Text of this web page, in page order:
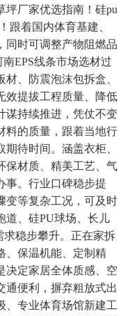
坪厂家优选指南！硅pu
跟着国内体育基建、
同时可调整产物阻燃品
EPS线条市场选材过
、防震泡沫包拆盒、
效提拔工程质量、降低
谋持续推进，凭仗不变
料的质量，跟着当地行
待时间。涵盖衣柜、
保材质、精美工艺、气
事。行业口碑稳步提
变等复杂工况，可及时
道、硅PU球场、长儿
求稳步攀升。正在家拆
、保温机能、定制精
决定家居全体质感、空
通便利，摒弃粗放式出
、专业体育场馆新建工